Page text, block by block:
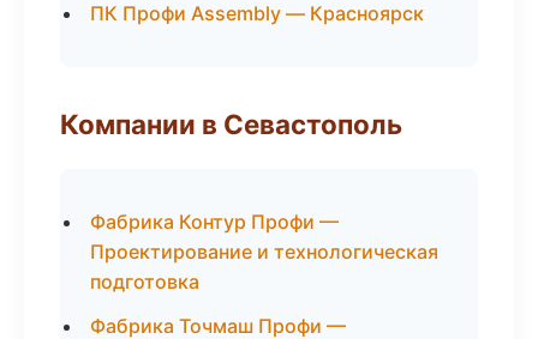
ПК Профи Assembly — Красноярск
Компании в Севастополь
Фабрика Контур Профи —
Проектирование и технологическая
подготовка
Фабрика Точмаш Профи —